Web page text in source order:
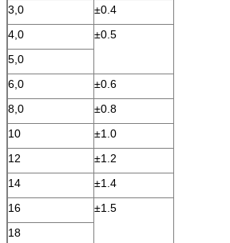
3,0
±0.4
4,0
±0.5
5,0
6,0
±0.6
8,0
±0.8
10
±1.0
12
±1.2
14
±1.4
16
±1.5
18